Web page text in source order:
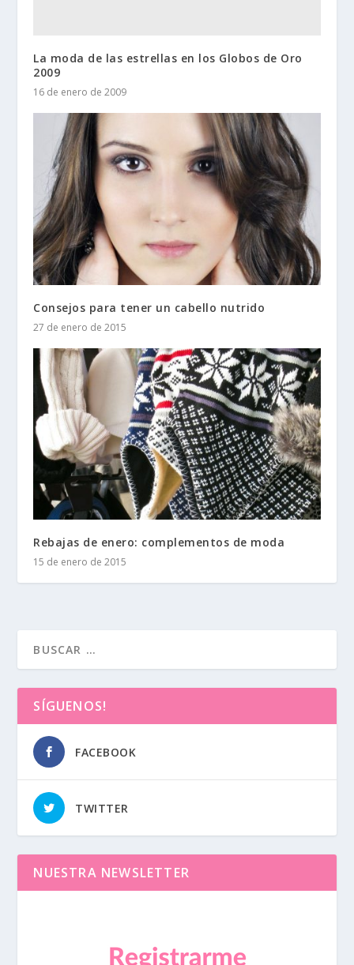
La moda de las estrellas en los Globos de Oro
2009
16 de enero de 2009
Consejos para tener un cabello nutrido
27 de enero de 2015
Rebajas de enero: complementos de moda
15 de enero de 2015
SÍGUENOS!
FACEBOOK
TWITTER
NUESTRA NEWSLETTER